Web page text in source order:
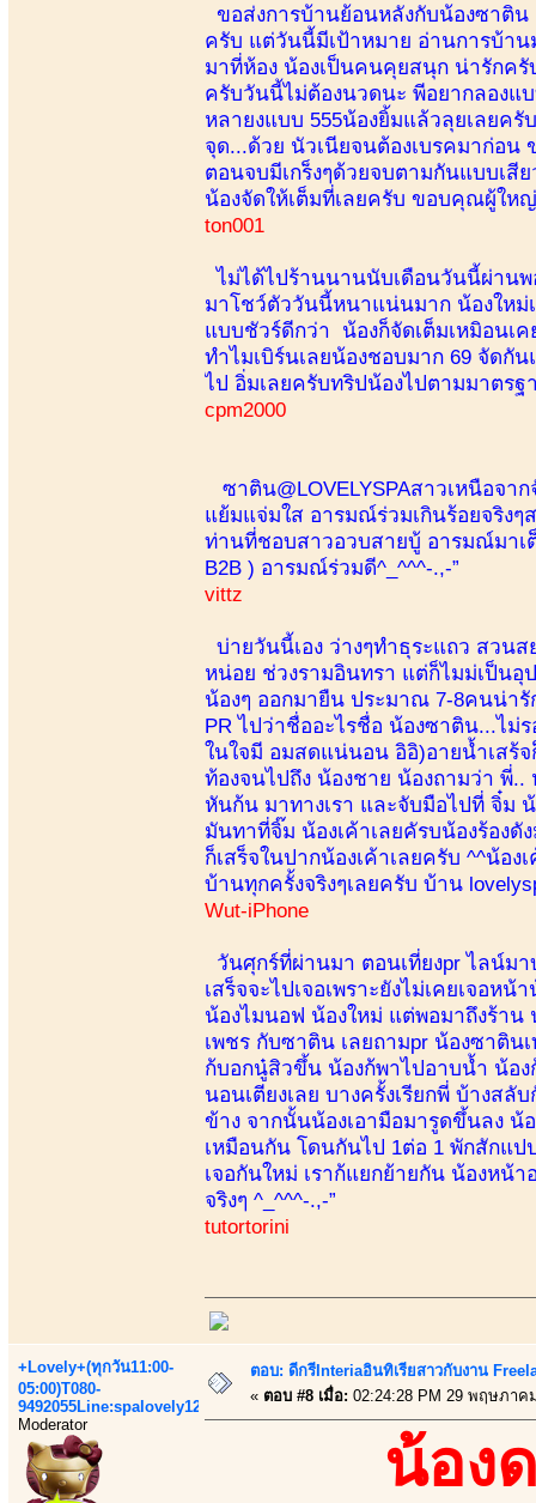
ขอส่งการบ้านย้อนหลังกับน้องซาติน
ครับ แต่วันนี้มีเป้าหมาย อ่านการบ้า
มาที่ห้อง น้องเป็นคนคุยสนุก น่ารักครั
ครับวันนี้ไม่ต้องนวดนะ พีอยากลองแบ
หลายงแบบ 555น้องยิ้มแล้วลุยเลยครั
จุด...ด้วย นัวเนียจนต้องเบรคมาก่อน
ตอนจบมีเกร็งๆด้วยจบตามกันแบบเสี
น้องจัดให้เต็มที่เลยครับ ขอบคุณผู้ให
ton001
ไม่ได้ไปร้านนานนับเดือนวันนี้ผ่านพ
มาโชว์ตัววันนี้หนาแน่นมาก น้องใหม่
แบบชัวร์ดีกว่า น้องก็จัดเต็มเหมิอนเ
ทำไมเบิร์นเลยน้องชอบมาก 69 จัด
ไป อิ่มเลยครับทริปน้องไปตามมาตร
cpm2000
ซาติน@LOVELYSPAสาวเหนือจ
แย้มแจ่มใส อารมณ์ร่วมเกินร้อยจริง
ท่านที่ชอบสาวอวบสายบู้ อารมณ์มาเ
B2B ) อารมณ์ร่วมดี^_^^^-.,-”
vittz
บ่ายวันนี้เอง ว่างๆทำธุระแถว สวน
หน่อย ช่วงรามอินทรา แต่ก็ไมม่เป็นอุ
น้องๆ ออกมายืน ประมาณ 7-8คนน่า
PR ไปว่าชื่ออะไรชื่อ น้องซาติน...ไม่
ในใจมี อมสดแน่นอน อิอิ)อายน้ำเสร้
ท้องจนไปถึง น้องชาย น้องถามว่า พี่
หันก้น มาทางเรา และจับมือไปที่ จิ๋ม
มันทาที่จิ๊ม น้องเค้าเลยคัรบน้องร้องดั
ก็เสร็จในปากน้องเค้าเลยครับ ^^น้อ
บ้านทุกครั้งจริงๆเลยครับ บ้าน
Wut-iPhone
วันศุกร์ที่ผ่านมา ตอนเที่ยงpr ไลน์ม
เสร็จจะไปเจอเพราะยังไม่เคยเจอห
น้องไมนอฟ น้องใหม่ แต่พอมาถึงร้าน
เพชร กับซาติน เลยถามpr น้องซาติน
ก้บอกนู๋สิวขึ้น น้องก้พาไปอาบน้ำ น้อง
นอนเตียงเลย บางครั้งเรียกพี่ บ้างส
ข้าง จากนั้นน้องเอามือมารูดขึ้นลง น้
เหมือนกัน โดนกันไป 1ต่อ 1 พักสักแ
เจอกันใหม่ เราก้แยกย้ายกัน น้องหน้
จริงๆ ^_^^^-.,-”
tutortorini
+Lovely+(ทุกวัน11:00-
05:00)T080-
9492055Line:spalovely123
Moderator
ตอบ: ดีกรีInteriaอินทิเรียสาวกับงาน
« ตอบ #8 เมื่อ: 02:24:28 PM 29 พฤษภาค
น้อง